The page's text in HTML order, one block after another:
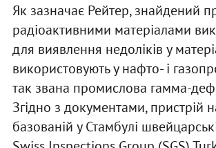
Як зазначає Рейтер, знайдений
радіоактивними матеріалами
для виявлення недоліків у
використовують у нафто- і
так звана промислова гамма-
Згідно з документами, пристрій
базованій у Стамбулі